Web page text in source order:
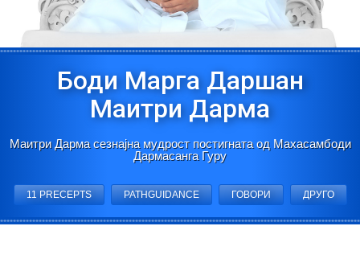
Боди Марга Даршан
Маитри Дарма
Маитри Дарма сезнајна мудрост постигната од Махасамбоди
Дармасанга Гуру
11 PRECEPTS PATHGUIDANCE ГОВОРИ ДРУГО